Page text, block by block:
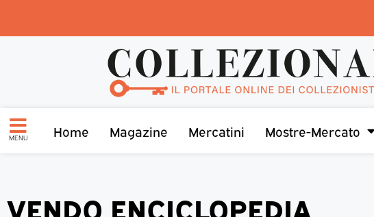
MENU Home Magazine Mercatini Mostre-Mercato
VENDO ENCICLOPEDIA